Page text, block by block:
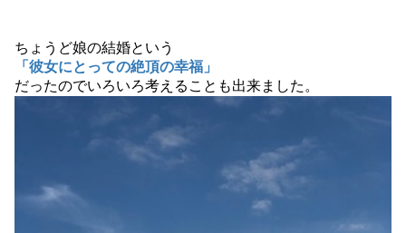
ちょうど娘の結婚という
「彼女にとっての絶頂の幸福」
だったのでいろいろ考えることも出来ました。